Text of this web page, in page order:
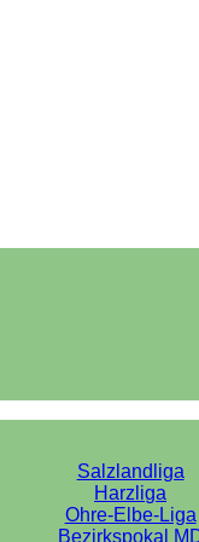
Salzlandliga
Harzliga
Ohre-Elbe-Liga
Bezirkspokal